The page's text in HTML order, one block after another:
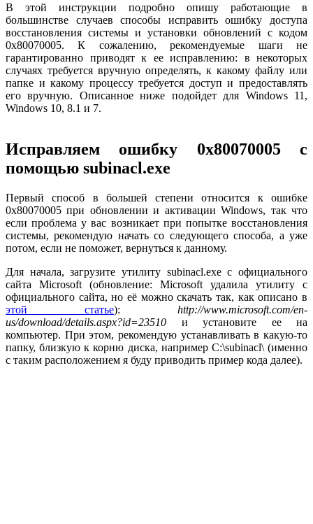
В этой инструкции подробно опишу работающие в
большинстве случаев способы исправить ошибку доступа
восстановления системы и установки обновлений с кодом
0x80070005. К сожалению, рекомендуемые шаги не
гарантированно приводят к ее исправлению: в некоторых
случаях требуется вручную определять, к какому файлу или
папке и какому процессу требуется доступ и предоставлять
его вручную. Описанное ниже подойдет для Windows 11,
Windows 10, 8.1 и 7.
Исправляем ошибку 0x80070005 с
помощью subinacl.exe
Первый способ в большей степени относится к ошибке
0x80070005 при обновлении и активации Windows, так что
если проблема у вас возникает при попытке восстановления
системы, рекомендую начать со следующего способа, а уже
потом, если не поможет, вернуться к данному.
Для начала, загрузите утилиту subinacl.exe с официального
сайта Microsoft (обновление: Microsoft удалила утилиту с
официального сайта, но её можно скачать так, как описано в
этой статье): http://www.microsoft.com/en-
us/download/details.aspx?id=23510 и установите ее на
компьютер. При этом, рекомендую устанавливать в какую-то
папку, близкую к корню диска, например C:\subinacl\ (именно
с таким расположением я буду приводить пример кода далее).